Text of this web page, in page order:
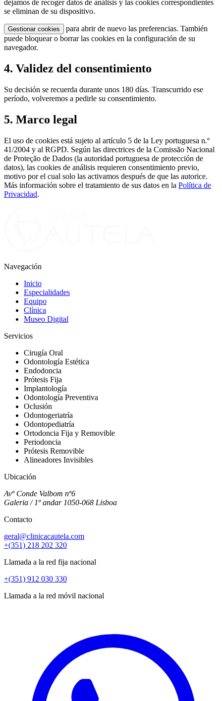
dejamos de recoger datos de análisis y las cookies correspondientes
se eliminan de su dispositivo.
Gestionar cookies
para abrir de nuevo las preferencias. También
puede bloquear o borrar las cookies en la configuración de su
navegador.
4. Validez del consentimiento
Su decisión se recuerda durante unos 180 días. Transcurrido ese
período, volveremos a pedirle su consentimiento.
5. Marco legal
El uso de cookies está sujeto al artículo 5 de la Ley portuguesa n.º
41/2004 y al RGPD. Según las directrices de la Comissão Nacional
de Proteção de Dados (la autoridad portuguesa de protección de
datos), las cookies de análisis requieren consentimiento previo,
motivo por el cual solo las activamos después de que las autorice.
Más información sobre el tratamiento de sus datos en la Política de
Privacidad.
Navegación
Inicio
Especialidades
Equipo
Clínica
Museo Digital
Servicios
Cirugía Oral
Odontología Estética
Endodoncia
Prótesis Fija
Implantología
Odontología Preventiva
Oclusión
Odontogeriatría
Odontopediatría
Ortodoncia Fija y Removible
Periodoncia
Prótesis Removible
Alineadores Invisibles
Ubicación
Avº Conde Valbom nº6
Galeria / 1º andar 1050-068 Lisboa
Contacto
geral@clinicacautela.com
+(351) 218 202 320
Llamada a la red fija nacional
+(351) 912 030 330
Llamada a la red móvil nacional